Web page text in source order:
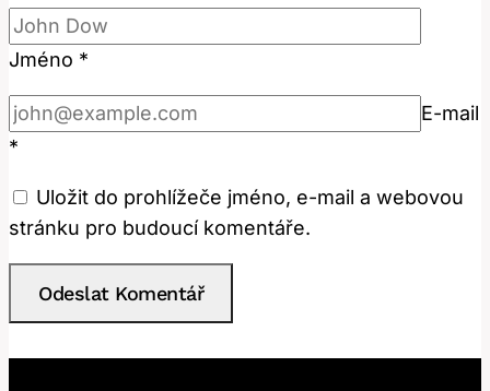
Jméno *
E-mail
*
Uložit do prohlížeče jméno, e-mail a webovou
stránku pro budoucí komentáře.